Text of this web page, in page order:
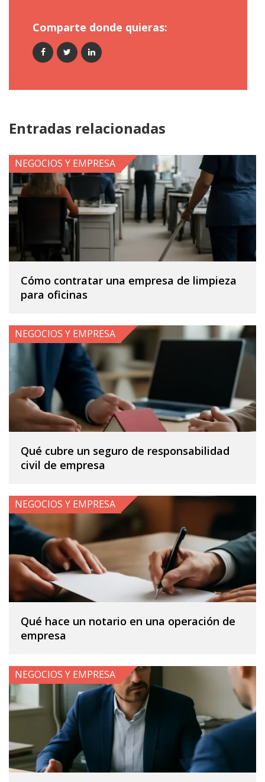
Comparte donde quieras:
Entradas relacionadas
Cómo contratar una empresa de limpieza
para oficinas
NEGOCIOS Y EMPRESA
Qué cubre un seguro de responsabilidad
civil de empresa
NEGOCIOS Y EMPRESA
Qué hace un notario en una operación de
empresa
NEGOCIOS Y EMPRESA
NEGOCIOS Y EMPRESA